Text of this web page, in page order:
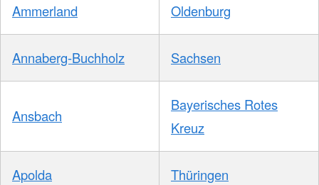
Ammerland Oldenburg
Annaberg-Buchholz Sachsen
Ansbach
Bayerisches Rotes
Kreuz
Apolda Thüringen